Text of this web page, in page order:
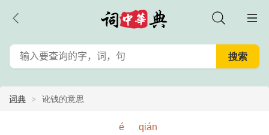
词典 讹钱的意思
é qián